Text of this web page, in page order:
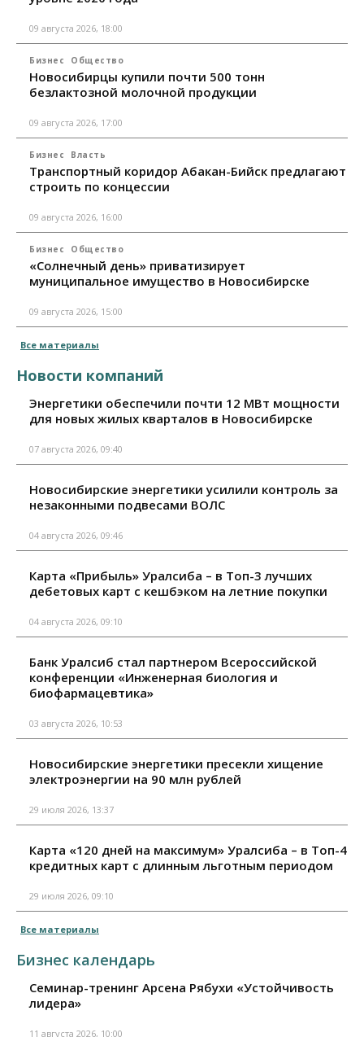
09 августа 2026, 18:00
Бизнес Общество
Новосибирцы купили почти 500 тонн
безлактозной молочной продукции
09 августа 2026, 17:00
Бизнес Власть
Транспортный коридор Абакан-Бийск предлагают
строить по концессии
09 августа 2026, 16:00
Бизнес Общество
«Солнечный день» приватизирует
муниципальное имущество в Новосибирске
09 августа 2026, 15:00
Все материалы
Новости компаний
Энергетики обеспечили почти 12 МВт мощности
для новых жилых кварталов в Новосибирске
07 августа 2026, 09:40
Новосибирские энергетики усилили контроль за
незаконными подвесами ВОЛС
04 августа 2026, 09:46
Карта «Прибыль» Уралсиба – в Топ-3 лучших
дебетовых карт с кешбэком на летние покупки
04 августа 2026, 09:10
Банк Уралсиб стал партнером Всероссийской
конференции «Инженерная биология и
биофармацевтика»
03 августа 2026, 10:53
Новосибирские энергетики пресекли хищение
электроэнергии на 90 млн рублей
29 июля 2026, 13:37
Карта «120 дней на максимум» Уралсиба – в Топ-4
кредитных карт с длинным льготным периодом
29 июля 2026, 09:10
Все материалы
Бизнес календарь
Семинар-тренинг Арсена Рябухи «Устойчивость
лидера»
11 августа 2026, 10:00